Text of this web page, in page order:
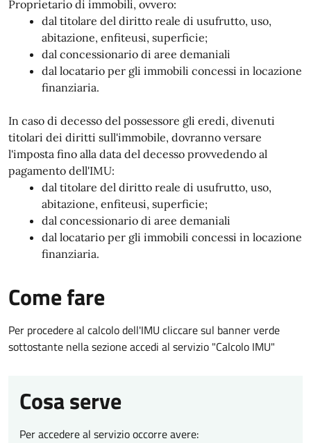
Proprietario di immobili, ovvero:
dal titolare del diritto reale di usufrutto, uso,
abitazione, enfiteusi, superficie;
dal concessionario di aree demaniali
dal locatario per gli immobili concessi in locazione
finanziaria.
In caso di decesso del possessore gli eredi, divenuti
titolari dei diritti sull'immobile, dovranno versare
l'imposta fino alla data del decesso provvedendo al
pagamento dell'IMU:
dal titolare del diritto reale di usufrutto, uso,
abitazione, enfiteusi, superficie;
dal concessionario di aree demaniali
dal locatario per gli immobili concessi in locazione
finanziaria.
Come fare
Per procedere al calcolo dell'IMU cliccare sul banner verde
sottostante nella sezione accedi al servizio "Calcolo IMU"
Cosa serve
Per accedere al servizio occorre avere: